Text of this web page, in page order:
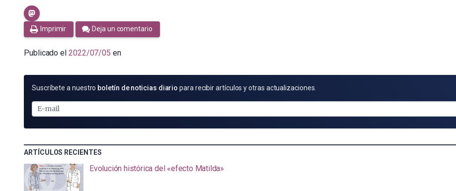
Imprimir Deja un comentario
Publicado el 2022/07/05 en
SUSCRÍBETE
E-
MAIL
Suscríbete a nuestro boletín de noticias diario para recibir artículos y otras actualizaciones.
ARTÍCULOS RECIENTES
Evolución histórica del «efecto Matilda»